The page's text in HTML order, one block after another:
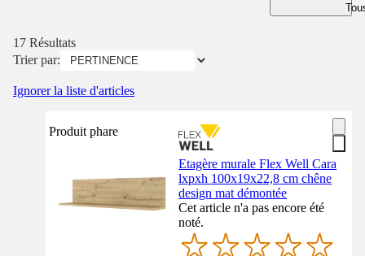
17 Résultats
Trier par:
Ignorer la liste d'articles
Produit phare
Etagère murale Flex Well Cara
lxpxh 100x19x22,8 cm chêne
design mat démontée
Cet article n'a pas encore été
noté.